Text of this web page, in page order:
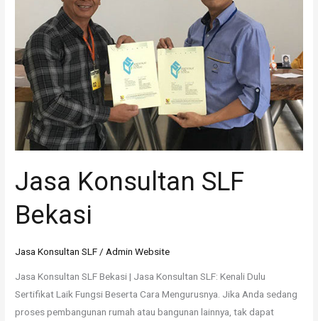
Jasa Konsultan SLF
Bekasi
Jasa Konsultan SLF / Admin Website
Jasa Konsultan SLF Bekasi | Jasa Konsultan SLF: Kenali Dulu
Sertifikat Laik Fungsi Beserta Cara Mengurusnya. Jika Anda sedang
proses pembangunan rumah atau bangunan lainnya, tak dapat